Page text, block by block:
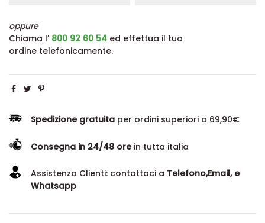
oppure
Chiama l' 800 92 60 54 ed effettua il tuo
ordine telefonicamente.
Spedizione gratuita per ordini superiori a 69,90€
Consegna in 24/48 orein tutta italia
Assistenza Clienti: contattaci a Telefono,Email, e
Whatsapp